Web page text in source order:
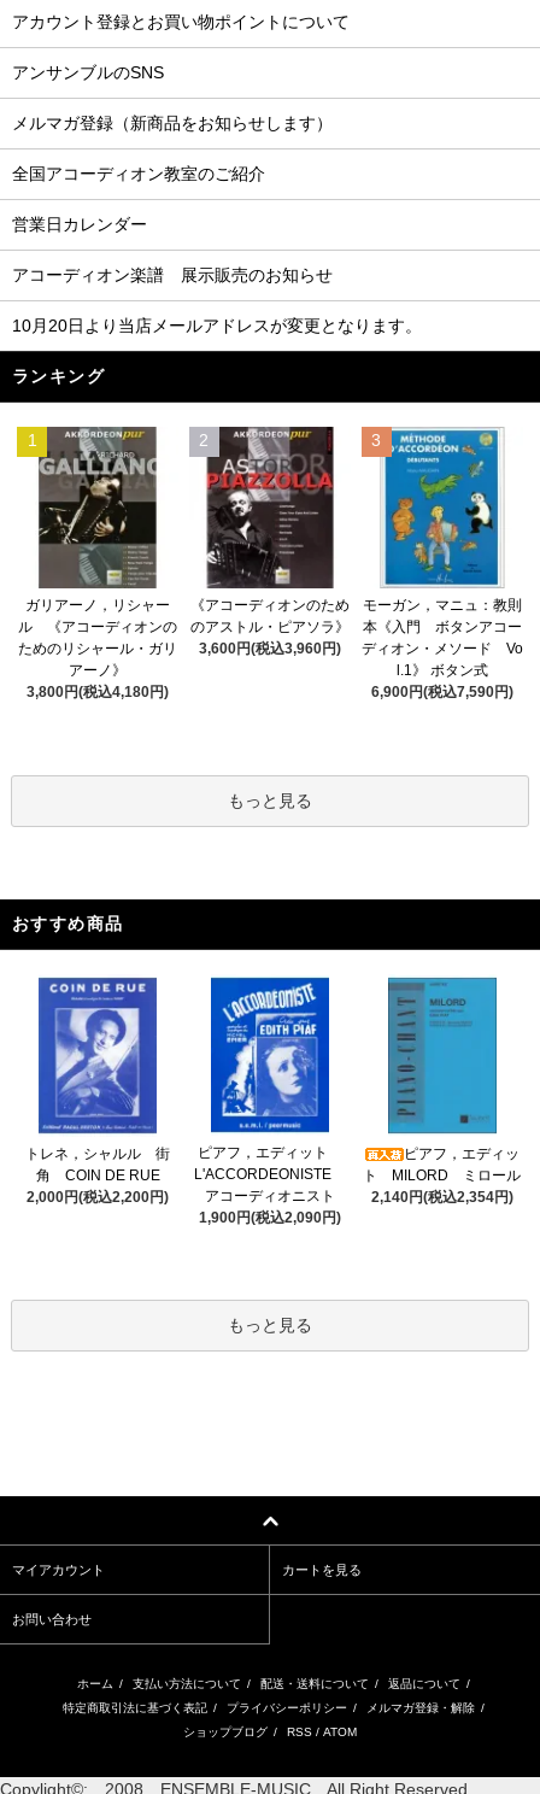
アカウント登録とお買い物ポイントについて
アンサンブルのSNS
メルマガ登録（新商品をお知らせします）
全国アコーディオン教室のご紹介
営業日カレンダー
アコーディオン楽譜 展示販売のお知らせ
10月20日より当店メールアドレスが変更となります。
ランキング
1
ガリアーノ，リシャー
ル 《アコーディオンの
ためのリシャール・ガリ
アーノ》
3,800円(税込4,180円)
2
《アコーディオンのため
のアストル・ピアソラ》
3,600円(税込3,960円)
3
モーガン，マニュ：教則
本《入門 ボタンアコー
ディオン・メソード Vo
l.1》 ボタン式
6,900円(税込7,590円)
もっと見る
おすすめ商品
トレネ，シャルル 街
角 COIN DE RUE
2,000円(税込2,200円)
ピアフ，エディット
L'ACCORDEONISTE
アコーディオニスト
1,900円(税込2,090円)
ピアフ，エディッ
ト MILORD ミロール
2,140円(税込2,354円)
もっと見る
マイアカウント カートを見る
お問い合わせ
ホーム / 支払い方法について / 配送・送料について / 返品について /
特定商取引法に基づく表記 / プライバシーポリシー / メルマガ登録・解除 /
ショップブログ / RSS / ATOM
Copylight©: 2008 ENSEMBLE-MUSIC All Right Reserved